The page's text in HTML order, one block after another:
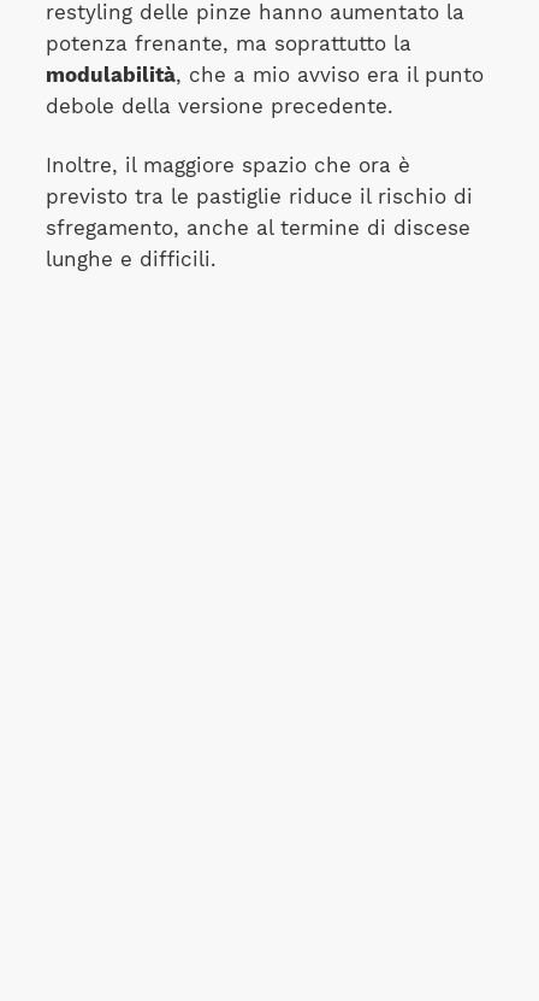
restyling delle pinze hanno aumentato la
potenza frenante, ma soprattutto la
modulabilità, che a mio avviso era il punto
debole della versione precedente.
Inoltre, il maggiore spazio che ora è
previsto tra le pastiglie riduce il rischio di
sfregamento, anche al termine di discese
lunghe e difficili.